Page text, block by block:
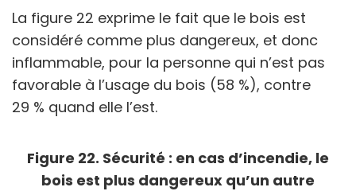
La figure 22 exprime le fait que le bois est
considéré comme plus dangereux, et donc
inflammable, pour la personne qui n’est pas
favorable à l’usage du bois (58 %), contre
29 % quand elle l’est.
Figure 22. Sécurité : en cas d’incendie, le
bois est plus dangereux qu’un autre